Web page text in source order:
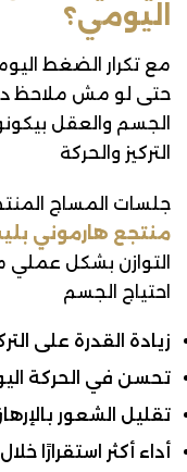
اليومي؟
مع تكرار الضغط
حتى لو مش ملاحظ
الجسم والعقل
التركيز والحركة
جلسات المساج
منتجع هارموني
التوازن بشكل
احتياج الجسم
زيادة القدرة على
تحسن في الحركة
تقليل الشعور
أداء أكثر استقرارًا